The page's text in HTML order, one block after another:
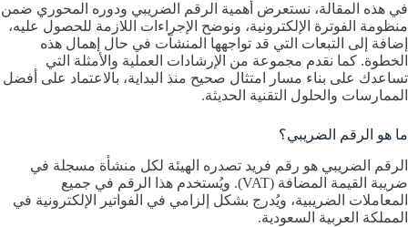
في هذه المقالة، نستعرض أهمية الرقم الضريبي ودوره المحوري ضمن
منظومة الفوترة الإلكترونية، ونوضح الإجراءات اللازمة للحصول عليه،
إضافة إلى التبعات التي قد تواجهها المنشآت في حال إهمال هذه
الخطوة. كما نقدم مجموعة من الإرشادات العملية والأمثلة التي
تساعدك على بناء مسار امتثال صحيح منذ البداية، بالاعتماد على أفضل
الممارسات والحلول التقنية الحديثة.
ما هو الرقم الضريبي؟
الرقم الضريبي هو رقم فريد تصدره الهيئة لكل منشأة مسجلة في
ضريبة القيمة المضافة (VAT). ويُستخدم هذا الرقم في جميع
المعاملات الضريبية، ويُدرج بشكل إلزامي في الفواتير الإلكترونية في
المملكة العربية السعودية.